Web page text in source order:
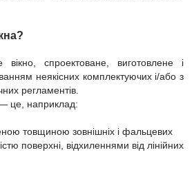
спроектоване, виготовлене і
неякісних комплектуючих і/або з
регламентів.
— це, наприклад:
товщиною зовнішніх і фальцевих
поверхні, відхиленнями від лінійних